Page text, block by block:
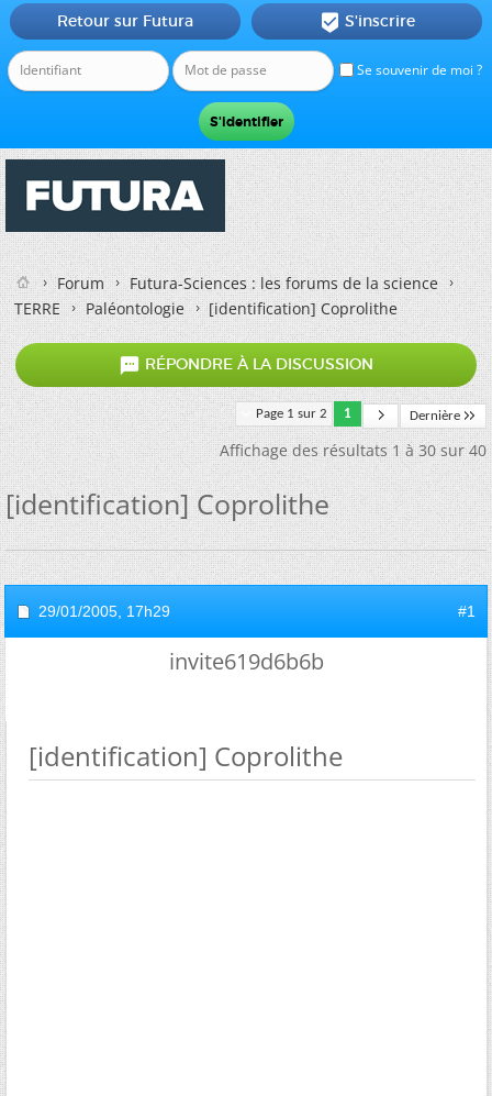
Se souvenir de moi ?
Retour sur Futura  S'inscrire
Forum
Futura-Sciences : les forums de la science
TERRE
Paléontologie [identification] Coprolithe
 RÉPONDRE À LA DISCUSSION
Page 1 sur 2 1 Dernière
Affichage des résultats 1 à 30 sur 40
[identification] Coprolithe
29/01/2005, 17h29 #1
invite619d6b6b
[identification] Coprolithe